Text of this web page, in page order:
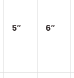
5″ 6″